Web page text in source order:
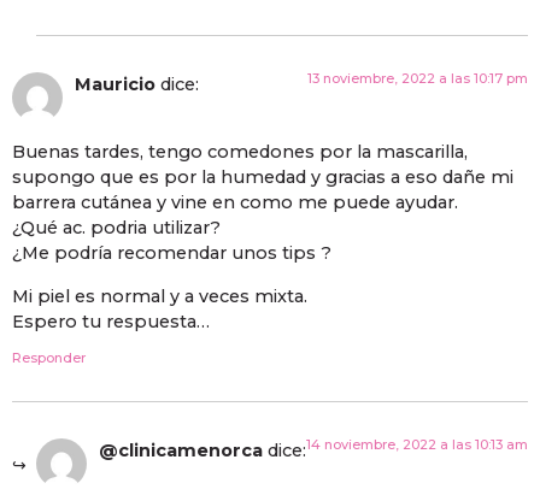
Mauricio dice: 13 noviembre, 2022 a las 10:17 pm
Buenas tardes, tengo comedones por la mascarilla,
supongo que es por la humedad y gracias a eso dañe mi
barrera cutánea y vine en como me puede ayudar.
¿Qué ac. podria utilizar?
¿Me podría recomendar unos tips ?
Mi piel es normal y a veces mixta.
Espero tu respuesta…
Responder
@clinicamenorca dice:14 noviembre, 2022 a las 10:13 am